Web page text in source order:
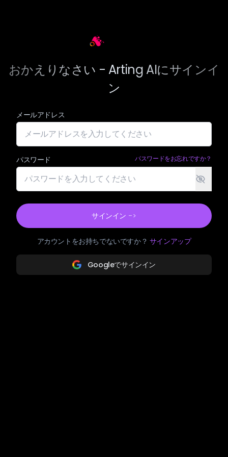
おかえりなさい - Arting AIにサインイ
ン
メールアドレス
パスワード パスワードをお忘れですか？
サインイン ->
アカウントをお持ちでないですか？ サインアップ
Googleでサインイン